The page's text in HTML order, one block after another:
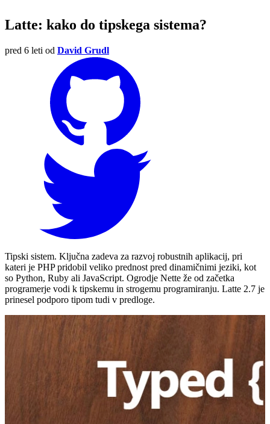
Latte: kako do tipskega sistema?
pred 6 leti od David Grudl
Tipski sistem. Ključna zadeva za razvoj robustnih aplikacij, pri
kateri je PHP pridobil veliko prednost pred dinamičnimi jeziki, kot
so Python, Ruby ali JavaScript. Ogrodje Nette že od začetka
programerje vodi k tipskemu in strogemu programiranju. Latte 2.7 je
prinesel podporo tipom tudi v predloge.